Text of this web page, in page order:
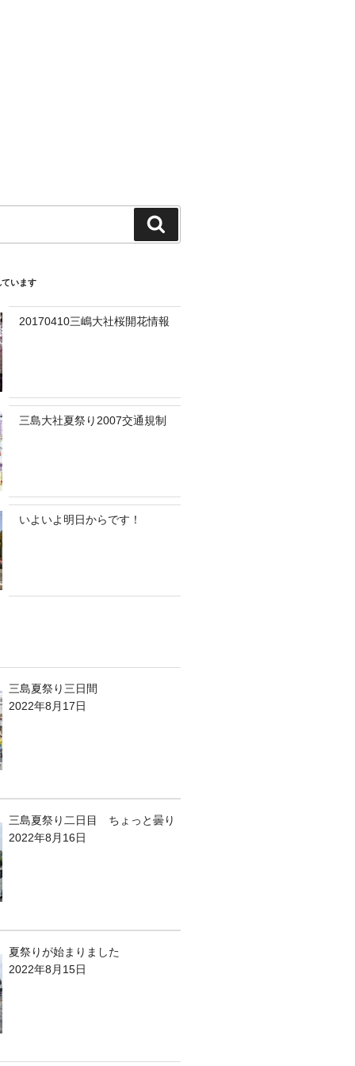
索
います
20170410三嶋大社桜開花情報
三島大社夏祭り2007交通規制
いよいよ明日からです！
三島夏祭り三日間
2022年8月17日
三島夏祭り二日目 ちょっと曇り
2022年8月16日
夏祭りが始まりました
2022年8月15日